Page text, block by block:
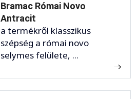
Bramac Római Novo
Antracit
a termékről klasszikus
szépség a római novo
selymes felülete, ...